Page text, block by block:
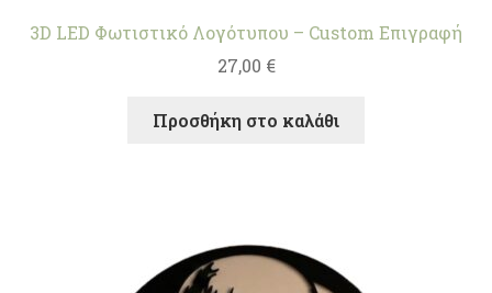
3D LED Φωτιστικό Λογότυπου – Custom Επιγραφή
27,00 €
Προσθήκη στο καλάθι